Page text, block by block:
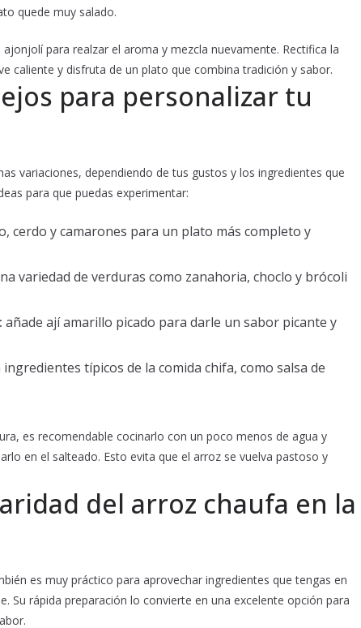
quede muy salado.
para realzar el aroma y mezcla nuevamente. Rectifica la
caliente y disfruta de un plato que combina tradición y sabor.
para personalizar tu
variaciones, dependiendo de tus gustos y los ingredientes que
para que puedas experimentar:
cerdo y camarones para un plato más completo y
variedad de verduras como zanahoria, choclo y brócoli
añade ají amarillo picado para darle un sabor picante y
típicos de la comida chifa, como salsa de
es recomendable cocinarlo con un poco menos de agua y
en el salteado. Esto evita que el arroz se vuelva pastoso y
del arroz chaufa en la
es muy práctico para aprovechar ingredientes que tengas en
Su rápida preparación lo convierte en una excelente opción para